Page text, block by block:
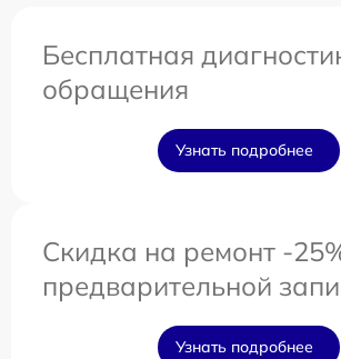
Бесплатная
обращения
Узнать подробнее
Скидка на ремонт -
предварительной
Узнать подробнее